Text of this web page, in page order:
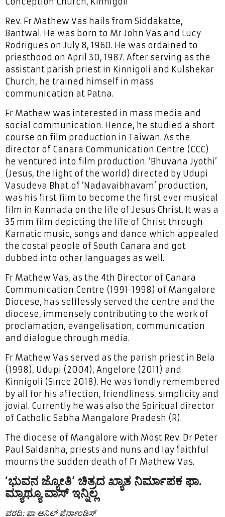
Rev. Fr Mathew Vas hails from Siddakatte,
Bantwal. He was born to Mr John Vas and Lucy
Rodrigues on July 8, 1960. He was ordained to
priesthood on April 30, 1987. After serving as the
assistant parish priest in Kinnigoli and Kulshekar
Church, he trained himself in mass
communication at Patna.
Fr Mathew was interested in mass media and
social communication. Hence, he studied a short
course on film production in Taiwan. As the
director of Canara Communication Centre (CCC)
he ventured into film production. ‘Bhuvana Jyothi’
(Jesus, the light of the world) directed by Udupi
Vasudeva Bhat of ‘Nadavaibhavam’ production,
was his first film to become the first ever musical
film in Kannada on the life of Jesus Christ. It was a
35 mm film depicting the life of Christ through
Karnatic music, songs and dance which appealed
the costal people of South Canara and got
dubbed into other languages as well.
Fr Mathew Vas, as the 4th Director of Canara
Communication Centre (1991-1998) of Mangalore
Diocese, has selflessly served the centre and the
diocese, immensely contributing to the work of
proclamation, evangelisation, communication
and dialogue through media.
Fr Mathew Vas served as the parish priest in Bela
(1998), Udupi (2004), Angelore (2011) and
Kinnigoli (Since 2018). He was fondly remembered
by all for his affection, friendliness, simplicity and
jovial. Currently he was also the Spiritual director
of Catholic Sabha Mangalore Pradesh (R).
The diocese of Mangalore with Most Rev. Dr Peter
Paul Saldanha, priests and nuns and lay faithful
mourns the sudden death of Fr Mathew Vas.
‘ಭುವನ ಜ್ಯೋತಿ’ ಚಿತ್ರದ ಖ್ಯಾತ ನಿರ್ಮಾಪಕ ಫಾ.
ಮ್ಯಾಥ್ಯೂ ವಾಸ್ ಇನ್ನಿಲ್ಲ
ವರದಿ: ಫಾ ಅನಿಲ್ ಫೆರ್ನಾಂಡಿಸ್